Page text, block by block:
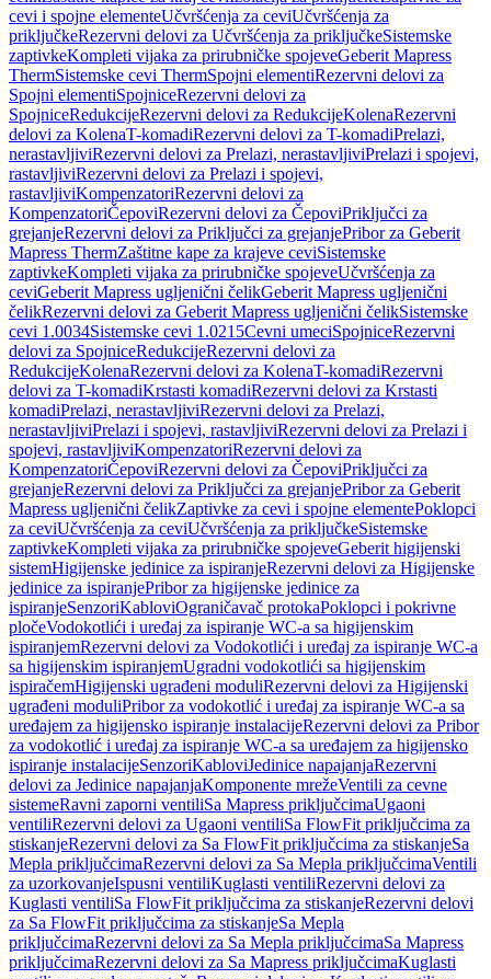
cevi i spojne elementeUčvršćenja za ceviUčvršćenja za
priključkeRezervni delovi za Učvršćenja za priključkeSistemske
zaptivkeKompleti vijaka za prirubničke spojeveGeberit Mapress
ThermSistemske cevi ThermSpojni elementiRezervni delovi za
Spojni elementiSpojniceRezervni delovi za
SpojniceRedukcijeRezervni delovi za RedukcijeKolenaRezervni
delovi za KolenaT-komadiRezervni delovi za T-komadiPrelazi,
nerastavljiviRezervni delovi za Prelazi, nerastavljiviPrelazi i spojevi,
rastavljiviRezervni delovi za Prelazi i spojevi,
rastavljiviKompenzatoriRezervni delovi za
KompenzatoriČepoviRezervni delovi za ČepoviPriključci za
grejanjeRezervni delovi za Priključci za grejanjePribor za Geberit
Mapress ThermZaštitne kape za krajeve ceviSistemske
zaptivkeKompleti vijaka za prirubničke spojeveUčvršćenja za
ceviGeberit Mapress ugljenični čelikGeberit Mapress ugljenični
čelikRezervni delovi za Geberit Mapress ugljenični čelikSistemske
cevi 1.0034Sistemske cevi 1.0215Cevni umeciSpojniceRezervni
delovi za SpojniceRedukcijeRezervni delovi za
RedukcijeKolenaRezervni delovi za KolenaT-komadiRezervni
delovi za T-komadiKrstasti komadiRezervni delovi za Krstasti
komadiPrelazi, nerastavljiviRezervni delovi za Prelazi,
nerastavljiviPrelazi i spojevi, rastavljiviRezervni delovi za Prelazi i
spojevi, rastavljiviKompenzatoriRezervni delovi za
KompenzatoriČepoviRezervni delovi za ČepoviPriključci za
grejanjeRezervni delovi za Priključci za grejanjePribor za Geberit
Mapress ugljenični čelikZaptivke za cevi i spojne elementePoklopci
za ceviUčvršćenja za ceviUčvršćenja za priključkeSistemske
zaptivkeKompleti vijaka za prirubničke spojeveGeberit higijenski
sistemHigijenske jedinice za ispiranjeRezervni delovi za Higijenske
jedinice za ispiranjePribor za higijenske jedinice za
ispiranjeSenzoriKabloviOgraničavač protokaPoklopci i pokrivne
pločeVodokotlići i uređaj za ispiranje WC-a sa higijenskim
ispiranjemRezervni delovi za Vodokotlići i uređaj za ispiranje WC-a
sa higijenskim ispiranjemUgradni vodokotlići sa higijenskim
ispiračemHigijenski ugrađeni moduliRezervni delovi za Higijenski
ugrađeni moduliPribor za vodokotlić i uređaj za ispiranje WC-a sa
uređajem za higijensko ispiranje instalacijeRezervni delovi za Pribor
za vodokotlić i uređaj za ispiranje WC-a sa uređajem za higijensko
ispiranje instalacijeSenzoriKabloviJedinice napajanjaRezervni
delovi za Jedinice napajanjaKomponente mrežeVentili za cevne
sistemeRavni zaporni ventiliSa Mapress priključcimaUgaoni
ventiliRezervni delovi za Ugaoni ventiliSa FlowFit priključcima za
stiskanjeRezervni delovi za Sa FlowFit priključcima za stiskanjeSa
Mepla priključcimaRezervni delovi za Sa Mepla priključcimaVentili
za uzorkovanjeIspusni ventiliKuglasti ventiliRezervni delovi za
Kuglasti ventiliSa FlowFit priključcima za stiskanjeRezervni delovi
za Sa FlowFit priključcima za stiskanjeSa Mepla
priključcimaRezervni delovi za Sa Mepla priključcimaSa Mapress
priključcimaRezervni delovi za Sa Mapress priključcimaKuglasti